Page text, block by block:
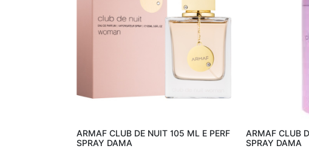
Añadir al carro
ARMAF CLUB DE NUIT 105 ML E PERF
SPRAY DAMA
ARMAF CLUB
SPRAY DAMA